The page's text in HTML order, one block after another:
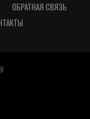
ОБРАТНАЯ СВЯЗЬ